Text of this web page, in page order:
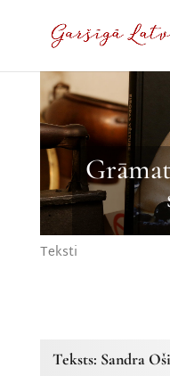
Teksti
Teksts: Sandra